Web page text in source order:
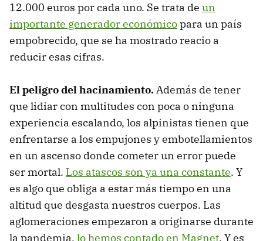
12.000 euros por cada uno. Se trata de un
importante generador económicopara un país
empobrecido, que se ha mostrado reacio a
reducir esas cifras.
El peligro del hacinamiento.Además de tener
que lidiar con multitudes con poca o ninguna
experiencia escalando, los alpinistas tienen que
enfrentarse a los empujones y embotellamientos
en un ascenso donde cometer un error puede
ser mortal. Los atascos son ya una constante. Y
es algo que obliga a estar más tiempo en una
altitud que desgasta nuestros cuerpos. Las
aglomeraciones empezaron a originarse durante
la pandemia, lo hemos contado en Magnet. Y es